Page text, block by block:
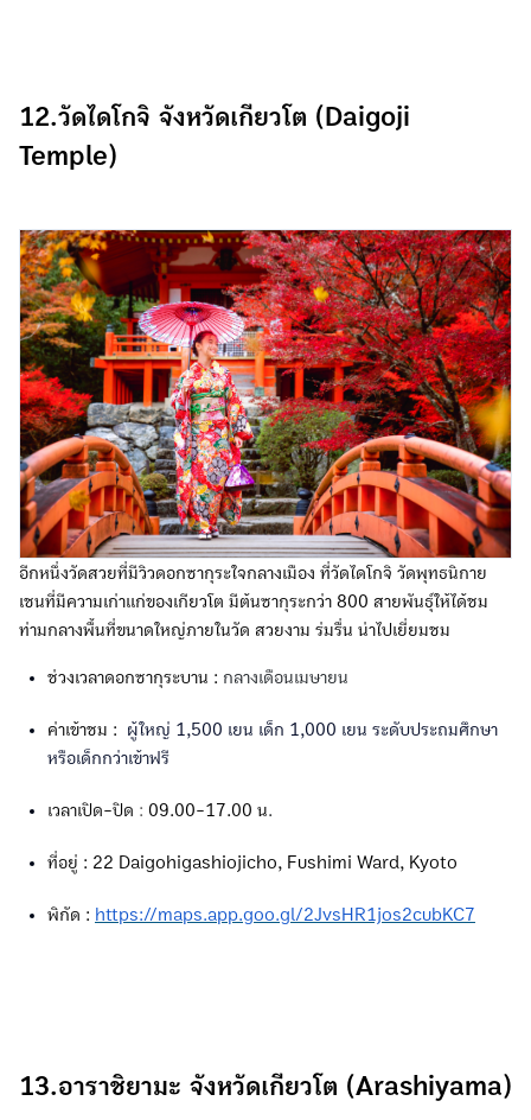
12.วัดไดโกจิ จังหวัดเกียวโต (Daigoji
Temple)
อีกหนึ่งวัดสวยที่มีวิวดอกซากุระใจกลางเมือง ที่วัดไดโกจิ วัดพุทธนิกาย
เชนที่มีความเก่าแก่ของเกียวโต มีต้นซากุระกว่า 800 สายพันธุ์ให้ได้ชม
ท่ามกลางพื้นที่ขนาดใหญ่ภายในวัด สวยงาม ร่มรื่น น่าไปเยี่ยมชม
ช่วงเวลาดอกซากุระบาน : กลางเดือนเมษายน
ค่าเข้าชม :
ผู้ใหญ่ 1,500 เยน เด็ก 1,000 เยน ระดับประถมศึกษา
หรือเด็กกว่าเข้าฟรี
เวลาเปิด-ปิด : 09.00-17.00 น.
ที่อยู่ : 22 Daigohigashiojicho, Fushimi Ward, Kyoto
พิกัด : https://maps.app.goo.gl/2JvsHR1jos2cubKC7
13.อาราชิยามะ จังหวัดเกียวโต (Arashiyama)